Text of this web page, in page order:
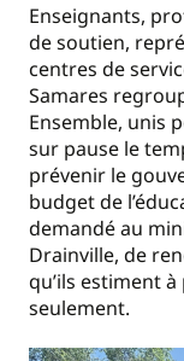
Enseignants,
de soutien,
centres de
Samares
Ensemble, unis
sur pause le
prévenir le
budget de
demandé au
Drainville, de
qu’ils estiment
seulement.